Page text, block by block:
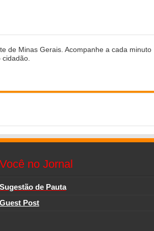
de Minas Gerais. Acompanhe a cada minuto
Você no Jornal
Sugestão de Pauta
Guest Post